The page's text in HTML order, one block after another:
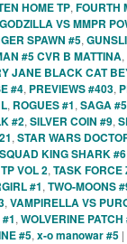
HOME TP, FOURTH
GODZILLA VS MMPR
SPAWN #5,
#5 CVR B MATTINA,
JANE BLACK CAT
#4, PREVIEWS #403,
, ROGUES #1, SAGA
#2, SILVER COIN #9,
, STAR WARS
KING SHARK #6
VOL 2, TASK FORCE
#1, TWO-MOONS
, VAMPIRELLA VS
, WOLVERINE
#5, x-o manowar #5 |